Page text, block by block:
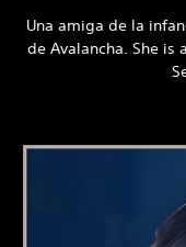
Una amiga de la
de Avalancha. She